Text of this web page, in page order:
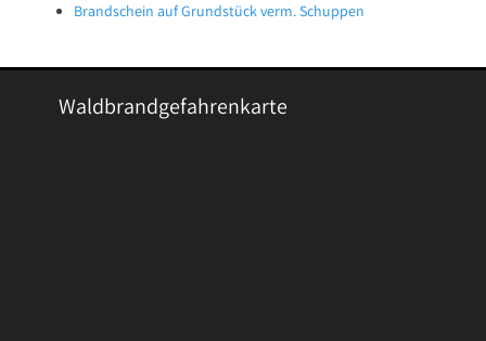
Brandschein auf Grundstück verm. Schuppen
Waldbrandgefahrenkarte